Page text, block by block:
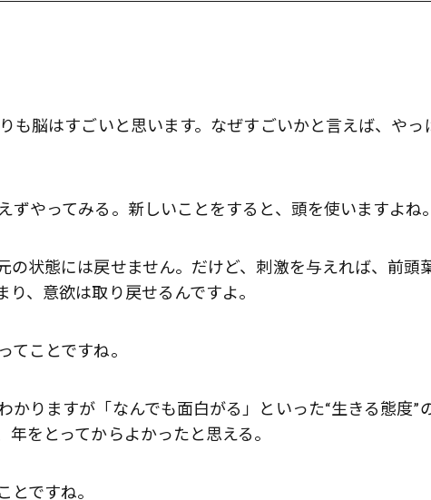
も脳はすごいと思います。なぜすごいかと言えば、やっ
やってみる。新しいことをすると、頭を使いますよね。
状態には戻せません。だけど、刺激を与えれば、前頭
、意欲は取り戻せるんですよ。
ことですね。
りますが「なんでも面白がる」といった“生きる態度”
をとってからよかったと思える。
ですね。